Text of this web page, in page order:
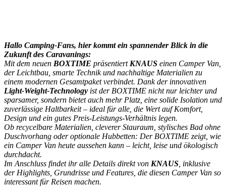
Hallo Camping-Fans, hier kommt ein spannender Blick in die
Zukunft des Caravanings:
Mit dem neuen BOXTIME präsentiert KNAUS einen Camper Van,
der Leichtbau, smarte Technik und nachhaltige Materialien zu
einem modernen Gesamtpaket verbindet. Dank der innovativen
Light-Weight-Technology ist der BOXTIME nicht nur leichter und
sparsamer, sondern bietet auch mehr Platz, eine solide Isolation und
zuverlässige Haltbarkeit – ideal für alle, die Wert auf Komfort,
Design und ein gutes Preis-Leistungs-Verhältnis legen.
Ob recycelbare Materialien, cleverer Stauraum, stylisches Bad ohne
Duschvorhang oder optionale Hubbetten: Der BOXTIME zeigt, wie
ein Camper Van heute aussehen kann – leicht, leise und ökologisch
durchdacht.
Im Anschluss findet ihr alle Details direkt von KNAUS , inklusive
der Highlights, Grundrisse und Features, die diesen Camper Van so
interessant für Reisen machen.